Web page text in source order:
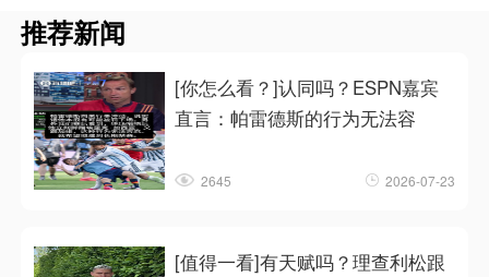
推荐新闻
[你怎么看？]认同吗？ESPN嘉宾
直言：帕雷德斯的行为无法容
2645 2026-07-23
[值得一看]有天赋吗？理查利松跟